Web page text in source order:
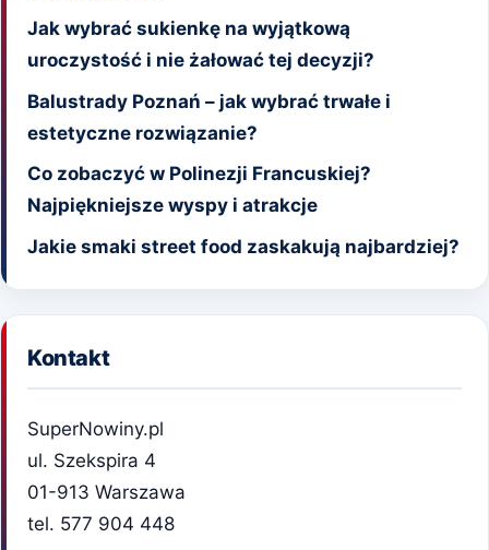
Jak wybrać sukienkę na wyjątkową
uroczystość i nie żałować tej decyzji?
Balustrady Poznań – jak wybrać trwałe i
estetyczne rozwiązanie?
Co zobaczyć w Polinezji Francuskiej?
Najpiękniejsze wyspy i atrakcje
Jakie smaki street food zaskakują najbardziej?
Kontakt
SuperNowiny.pl
ul. Szekspira 4
01-913 Warszawa
tel. 577 904 448